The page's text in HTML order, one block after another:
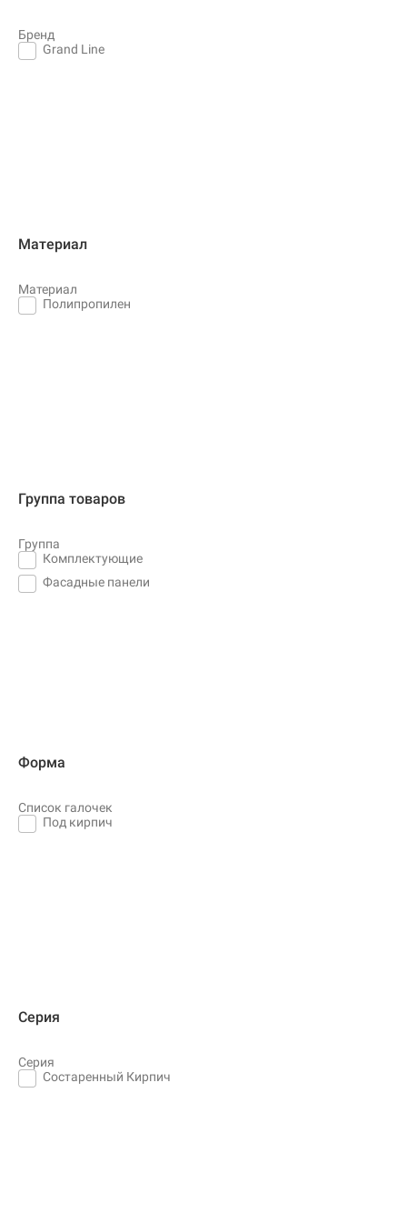
Бренд
Grand Line
Материал
Материал
Полипропилен
Группа товаров
Группа
Комплектующие
Фасадные панели
Форма
Список галочек
Под кирпич
Серия
Серия
Состаренный Кирпич